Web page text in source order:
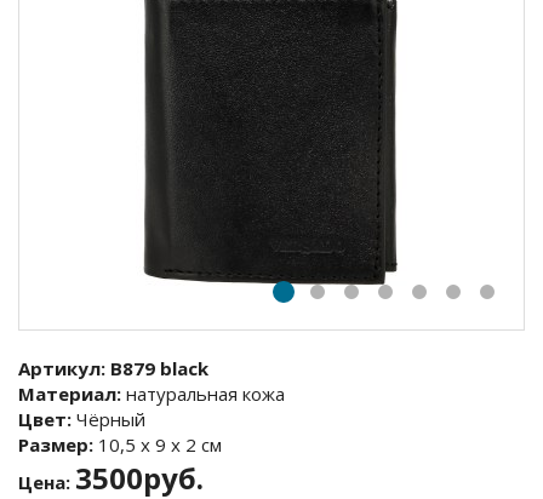
Артикул: B879 black
Материал: натуральная кожа
Цвет: Чёрный
Размер: 10,5 х 9 х 2 см
Цена: 3500руб.